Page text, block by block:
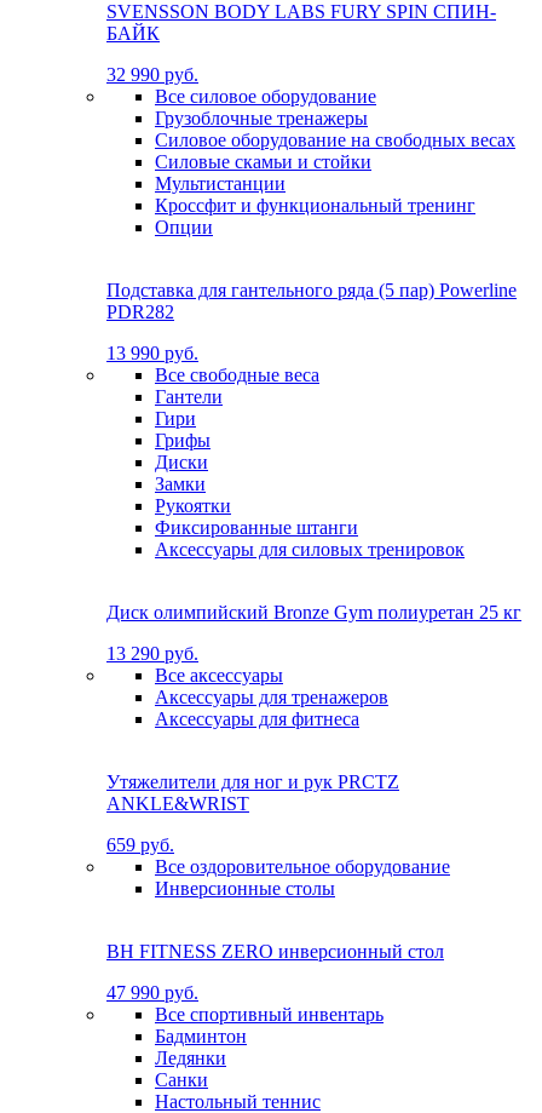
SVENSSON BODY LABS FURY SPIN СПИН-
БАЙК
32 990 руб.
Все силовое оборудование
Грузоблочные тренажеры
Силовое оборудование на свободных весах
Силовые скамьи и стойки
Мультистанции
Кроссфит и функциональный тренинг
Опции
Подставка для гантельного ряда (5 пар) Powerline
PDR282
13 990 руб.
Все свободные веса
Гантели
Гири
Грифы
Диски
Замки
Рукоятки
Фиксированные штанги
Аксессуары для силовых тренировок
Диск олимпийский Bronze Gym полиуретан 25 кг
13 290 руб.
Все аксессуары
Аксессуары для тренажеров
Аксессуары для фитнеса
Утяжелители для ног и рук PRCTZ
ANKLE&WRIST
659 руб.
Все оздоровительное оборудование
Инверсионные столы
BH FITNESS ZERO инверсионный стол
47 990 руб.
Все спортивный инвентарь
Бадминтон
Ледянки
Санки
Настольный теннис